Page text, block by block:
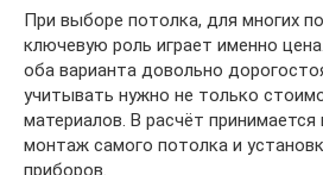
При выборе потолка, для многих
ключевую роль играет именно
оба варианта довольно
учитывать нужно не только
материалов. В расчёт принимается
монтаж самого потолка и
приборов.